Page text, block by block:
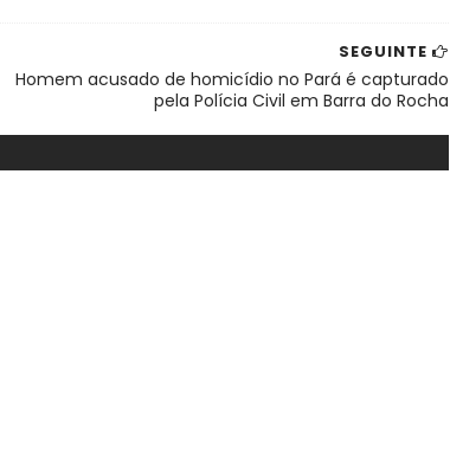
SEGUINTE
Homem acusado de homicídio no Pará é capturado
pela Polícia Civil em Barra do Rocha